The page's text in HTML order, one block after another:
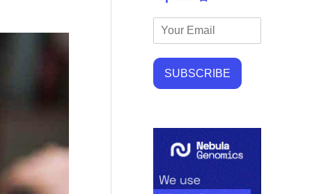
SUBSCRIBE